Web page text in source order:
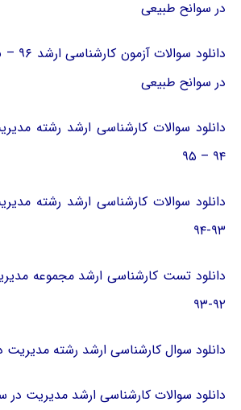
در سوانح طبیعی
در سوانح طبیعی
دانلود سوالات کارشناسی ارشد رشته
۹۴ – ۹۵
دانلود سوالات کارشناسی ارشد رشته
۹۳-۹۴
دانلود تست کارشناسی ارشد مجموعه
۹۲-۹۳
دانلود سوال کارشناسی ارشد رشته مدیریت
دانلود سوالات کارشناسی ارشد مدیریت در